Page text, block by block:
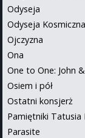
Odyseja
Odyseja
Ojczyzna
Ona
One to One: John
Osiem i pół
Ostatni konsjerż
Pamiętniki Tatusia
Parasite